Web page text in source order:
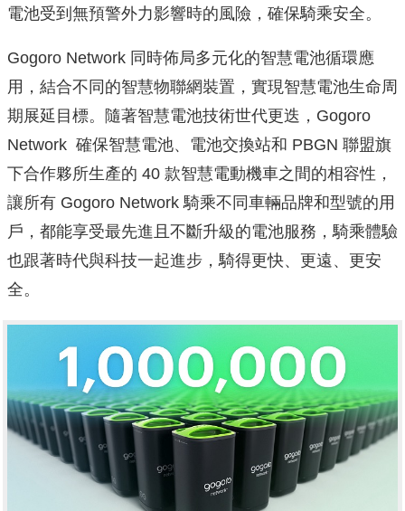
電池受到無預警外力影響時的風險，確保騎乘安全。
Gogoro Network 同時佈局多元化的智慧電池循環應
用，結合不同的智慧物聯網裝置，實現智慧電池生命周
期展延目標。隨著智慧電池技術世代更迭，Gogoro
Network 確保智慧電池、電池交換站和 PBGN 聯盟旗
下合作夥所生產的 40 款智慧電動機車之間的相容性，
讓所有 Gogoro Network 騎乘不同車輛品牌和型號的用
戶，都能享受最先進且不斷升級的電池服務，騎乘體驗
也跟著時代與科技一起進步，騎得更快、更遠、更安
全。